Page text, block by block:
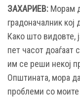
ЗАХАРИЕВ: Морам
градоначалник кој
Како што видовте,
пет часот доаѓаат
им се реши некој
Општината, мора
проблеми со